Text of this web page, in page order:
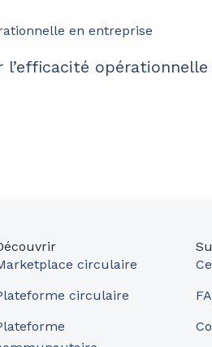
l’efficacité
circulaire
circulaire